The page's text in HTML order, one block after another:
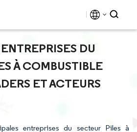
DU
À COMBUSTIBLE
ET ACTEURS
entreprises du secteur Piles à